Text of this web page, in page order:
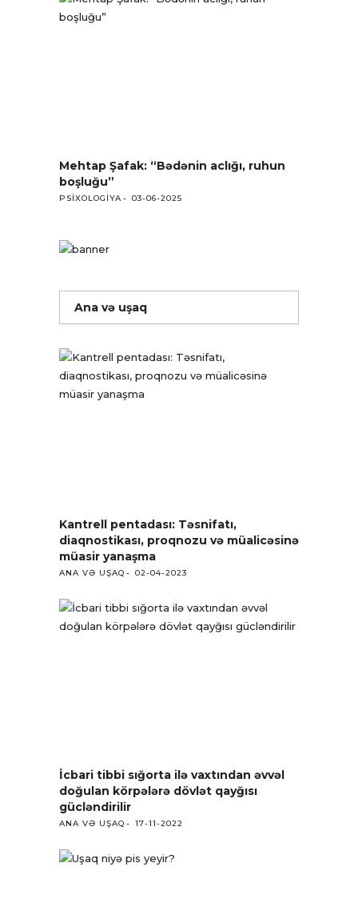
Mehtap Şafak: “Bədənin aclığı, ruhun
boşluğu”
PSIXOLOGIYA 03-06-2025
Ana və uşaq
Kantrell pentadası: Təsnifatı,
diaqnostikası, proqnozu və müalicəsinə
müasir yanaşma
ANA VƏ UŞAQ 02-04-2023
İcbari tibbi sığorta ilə vaxtından əvvəl
doğulan körpələrə dövlət qayğısı
gücləndirilir
ANA VƏ UŞAQ 17-11-2022